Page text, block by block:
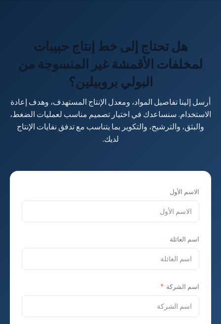
هل تحتاج إلى خط إنتاج حبيبات
لمخلفات الأقمشة غير المنسوجة من
البولي بروبيلين؟
أرسل إلينا تفاصيل المواد، ومعدل الإنتاج المستهدف، وهدف إعادة
الاستخدام. سنساعدك في اختيار تصميم مناسب لعمليات الضغط،
والبثق، والترشيح، والتكوير بما يتناسب مع تدفق نفايات الإنتاج
لديك.
الاسم الأول
اسم العائلة
اسم الشركة